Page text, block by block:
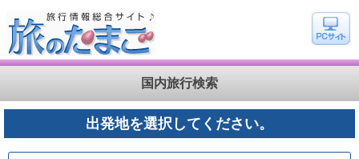
国内旅行検索
出発地を選択してください。